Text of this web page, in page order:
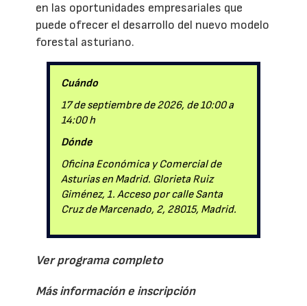
en las oportunidades empresariales que
puede ofrecer el desarrollo del nuevo modelo
forestal asturiano.
Cuándo
17 de septiembre de 2026, de 10:00 a
14:00 h
Dónde
Oficina Económica y Comercial de
Asturias en Madrid. Glorieta Ruiz
Giménez, 1. Acceso por calle Santa
Cruz de Marcenado, 2, 28015, Madrid.
Ver programa completo
Más información e inscripción